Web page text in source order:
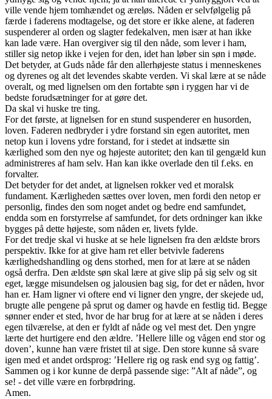
ville vende hjem tomhændet og æreløs. Nåden er selvfølgelig på
færde i faderens modtagelse, og det store er ikke alene, at faderen
suspenderer al orden og slagter fedekalven, men især at han ikke
kan lade være. Han overgiver sig til den nåde, som lever i ham,
stiller sig netop ikke i vejen for den, idet han løber sin søn i møde.
Det betyder, at Guds nåde får den allerhøjeste status i menneskenes
og dyrenes og alt det levendes skabte verden. Vi skal lære at se nåde
overalt, og med lignelsen om den fortabte søn i ryggen har vi de
bedste forudsætninger for at gøre det.
Da skal vi huske tre ting.
For det første, at lignelsen for en stund suspenderer en husorden,
loven. Faderen nedbryder i ydre forstand sin egen autoritet, men
netop kun i lovens ydre forstand, for i stedet at indsætte sin
kærlighed som den nye og højeste autoritet; den kan til gengæld kun
administreres af ham selv. Han kan ikke overlade den til f.eks. en
forvalter.
Det betyder for det andet, at lignelsen rokker ved et moralsk
fundament. Kærligheden sættes over loven, men fordi den netop er
personlig, findes den som noget andet og bedre end samfundet,
endda som en forstyrrelse af samfundet, for dets ordninger kan ikke
bygges på dette højeste, som nåden er, livets fylde.
For det tredje skal vi huske at se hele lignelsen fra den ældste brors
perspektiv. Ikke for at give ham ret eller betvivle faderens
kærlighedshandling og dens storhed, men for at lære at se nåden
også derfra. Den ældste søn skal lære at give slip på sig selv og sit
eget, lægge misundelsen og jalousien bag sig, for det er nåden, hvor
han er. Ham ligner vi oftere end vi ligner den yngre, der skejede ud,
brugte alle pengene på sprut og damer og havde en festlig tid. Begge
sønner ender et sted, hvor de har brug for at lære at se nåden i deres
egen tilværelse, at den er fyldt af nåde og vel mest det. Den yngre
lærte det hurtigere end den ældre. ’Hellere lille og vågen end stor og
doven’, kunne han være fristet til at sige. Den store kunne så svare
igen med et andet ordsprog: ’Hellere rig og rask end syg og fattig’.
Sammen og i kor kunne de derpå passende sige: ”Alt af nåde”, og
se! - det ville være en forbrødring.
Amen.